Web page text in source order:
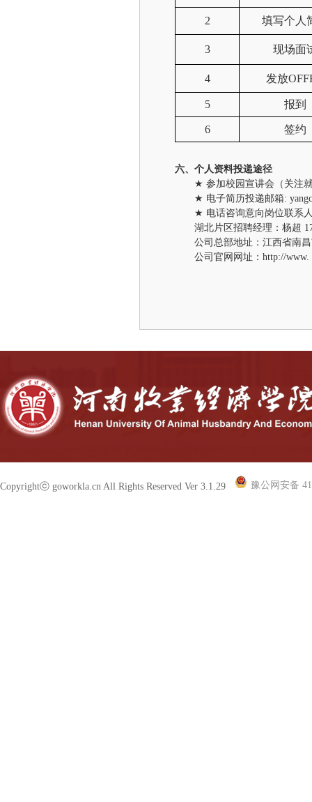
2 填写个人
3 现场面
4 发放
5 报到
6 签约
六、 个人资料投递途径
★ 参加校园宣讲会（关注
★ 电子简历投递邮箱:
★ 电话咨询意向 岗位联系
湖北片区招聘经理：杨超
公司总部地址：江西省南
公司 官网网址： http://www.
Copyrightⓒ goworkla.cn All Rights Reserved Ver 3.1.29 豫公网安备